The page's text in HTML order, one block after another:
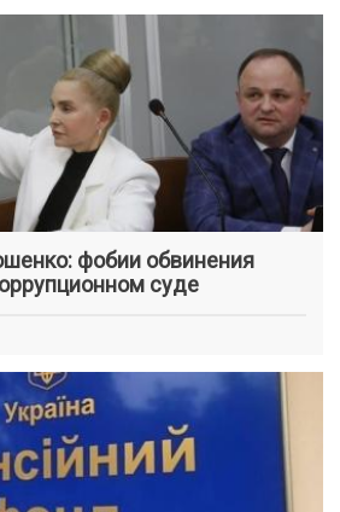
фобии обвинения
суде